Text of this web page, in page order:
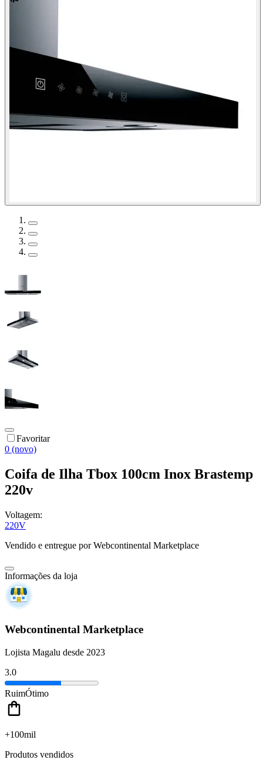
Favoritar
0 (novo)
Coifa de Ilha Tbox 100cm Inox Brastemp
220v
Voltagem:
220V
Vendido e entregue por Webcontinental Marketplace
Informações da loja
Webcontinental Marketplace
Lojista Magalu desde 2023
3.0
RuimÓtimo
+100mil
Produtos vendidos